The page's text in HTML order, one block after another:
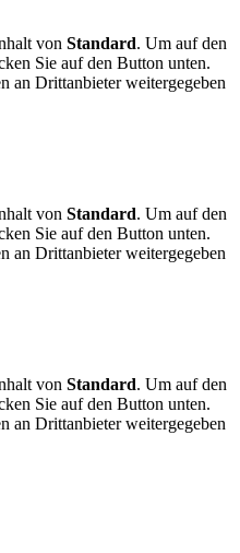
von Standard. Um auf den
Sie auf den Button unten.
an Drittanbieter weitergegeben
von Standard. Um auf den
Sie auf den Button unten.
an Drittanbieter weitergegeben
von Standard. Um auf den
Sie auf den Button unten.
an Drittanbieter weitergegeben